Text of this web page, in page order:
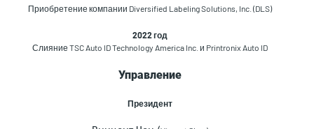
Приобретение компании Diversified Labeling Solutions, Inc. (DLS)
2022 год
Слияние TSC Auto ID Technology America Inc. и Printronix Auto ID
Управление
Президент